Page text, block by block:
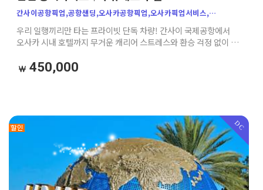
간사이공항픽업,공항샌딩,오사카공항픽업,오사카픽업서비스,
간사이공항샌딩,오사카단독차량,오사카호텔픽업,오사카공항샌딩,
간사이공항에서오사카,오사카자유여행,가자고투어,오사카가족여행,
공항픽업샌딩,오사카프라이빗픽업
우리 일행끼리만 타는 프라이빗 단독 차량! 간사이 국제공항에서
오사카 시내 호텔까지 무거운 캐리어 스트레스와 환승 걱정 없이 문
요금입니다)
450,000
DC